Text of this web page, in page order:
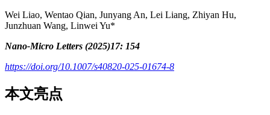
Wei Liao, Wentao Qian, Junyang An, Lei Liang, Zhiyan Hu,
Junzhuan Wang, Linwei Yu*
Nano-Micro Letters (2025)17: 154
https://doi.org/10.1007/s40820-025-01674-8
本文亮点